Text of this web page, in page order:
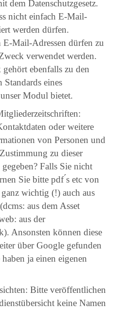
dem Datenschutzgesetz.
nicht einfach E-Mail-
werden dürfen.
E-Mail-Adressen dürfen zu
verwendet werden.
ebenfalls zu den
Standards eines
Modul bietet.
oder weitere
von Personen und
zu dieser
Falls Sie nicht
Sie bitte pdf ́s etc von
wichtig (!) auch aus
aus dem Asset
aus der
Ansonsten können diese
über Google gefunden
ja einen eigenen
Bitte veröffentlichen
keine Namen